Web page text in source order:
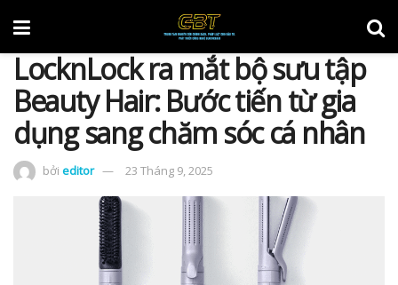
LocknLock ra mắt bộ sưu tập
Beauty Hair: Bước tiến từ gia
dụng sang chăm sóc cá nhân
bởi editor 23 Tháng 9, 2025